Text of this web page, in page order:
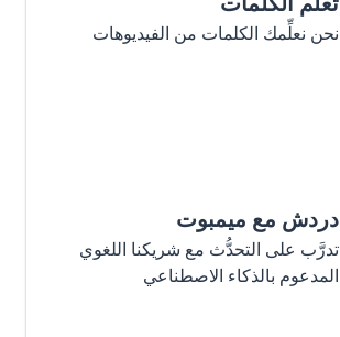
نحن نعلِّمك الكلمات من الفيديوهات
دردش مع ميمبوت
تدرَّب على التحدُّث مع شريكنا اللغوي
المدعوم بالذكاء الاصطناعي